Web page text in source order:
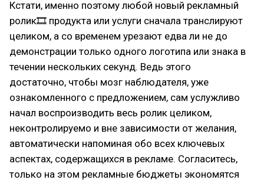
Кстати, именно поэтому любой новый рекламный
ролик🎞 продукта или услуги сначала транслируют
целиком, а со временем урезают едва ли не до
демонстрации только одного логотипа или знака в
течении нескольких секунд. Ведь этого
достаточно, чтобы мозг наблюдателя, уже
ознакомленного с предложением, сам услужливо
начал воспроизводить весь ролик целиком,
неконтролируемо и вне зависимости от желания,
автоматически напоминая обо всех ключевых
аспектах, содержащихся в рекламе. Согласитесь,
только на этом рекламные бюджеты экономятся